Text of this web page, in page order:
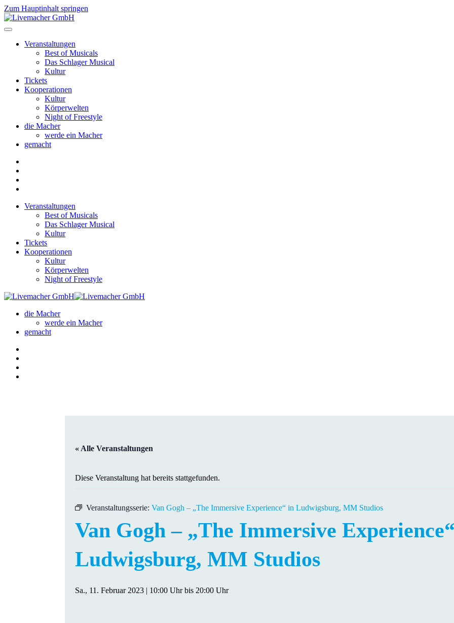
Zum Hauptinhalt springen
Veranstaltungen
Best of Musicals
Das Schlager Musical
Kultur
Tickets
Kooperationen
Kultur
Körperwelten
Night of Freestyle
die Macher
werde ein Macher
gemacht
Veranstaltungen
Best of Musicals
Das Schlager Musical
Kultur
Tickets
Kooperationen
Kultur
Körperwelten
Night of Freestyle
die Macher
werde ein Macher
gemacht
« Alle Veranstaltungen
Diese Veranstaltung hat bereits stattgefunden.
Veranstaltungsserie: Van Gogh – „The Immersive Experience“ in Ludwigsburg, MM Studios
Van Gogh – „The Immersive
Ludwigsburg, MM Studios
Sa., 11. Februar 2023 | 10:00 Uhrbis 20:00 Uhr